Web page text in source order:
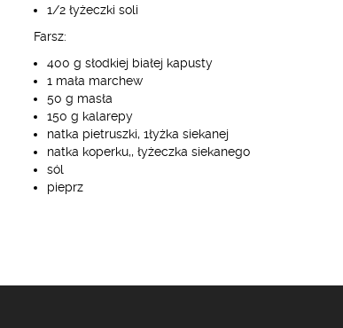
1/2 łyżeczki soli
Farsz:
400 g słodkiej białej kapusty
1 mała marchew
50 g masła
150 g kalarepy
natka pietruszki, 1łyżka siekanej
natka koperku,, łyżeczka siekanego
sól
pieprz